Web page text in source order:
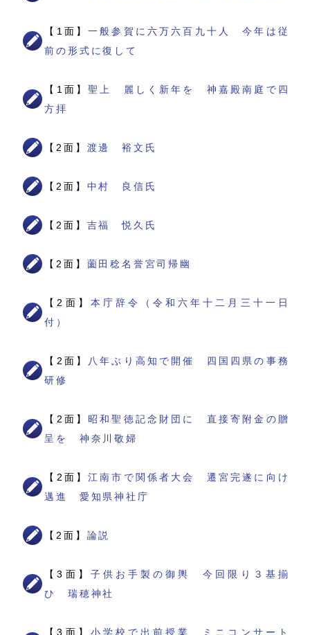
【1面】一般参賀に六万六百九十人 今年は従
前の形式に復して
【1面】聖上 麗しく新年を 神嘉殿南庭で四
方拝
【2面】 渡邊 裕文氏
【2面】 中村 良信氏
【2面】 吉福 悦久氏
【2面】 薗田稔名誉宮司帰幽
【2面】 本庁辞令（令和六年十二月三十一日
付）
【2面】
八年ぶり高知で開催 四国四県の事務
研修
【2面】 昭和聖徳記念財団に 直接寄附金の贈
呈を 神奈川敬婦
【2面】江南市で関係者大会 遷宮完遂に向け
邁進 愛知県神社庁
【2面】 論説
【3面】 子供お手製の御輿 今回限り３基揃
ひ 瑞穂神社
【3面】 小学校で出前授業 ミニコンサート